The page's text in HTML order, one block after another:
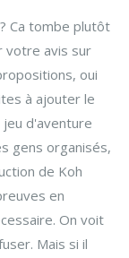
Ca tombe plutôt
votre avis sur
oui
à ajouter le
d'aventure
gens organisés,
de Koh
en
On voit
Mais si il